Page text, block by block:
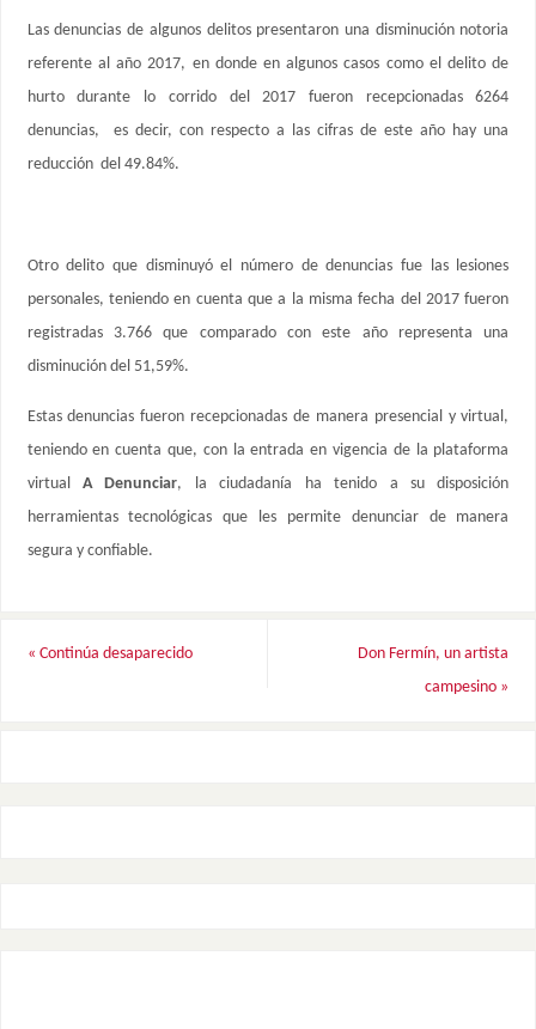
Las denuncias de algunos delitos presentaron una disminución notoria
referente al año 2017, en donde en algunos casos como el delito de
hurto durante lo corrido del 2017 fueron recepcionadas 6264
denuncias, es decir, con respecto a las cifras de este año hay una
reducción del 49.84%.
Otro delito que disminuyó el número de denuncias fue las lesiones
personales, teniendo en cuenta que a la misma fecha del 2017 fueron
registradas 3.766 que comparado con este año representa una
disminución del 51,59%.
Estas denuncias fueron recepcionadas de manera presencial y virtual,
teniendo en cuenta que, con la entrada en vigencia de la plataforma
virtualA Denunciar, la ciudadanía ha tenido a su disposición
herramientas tecnológicas que les permite denunciar de manera
segura y confiable.
« Continúa desaparecido
Don Fermín, un artista
campesino »